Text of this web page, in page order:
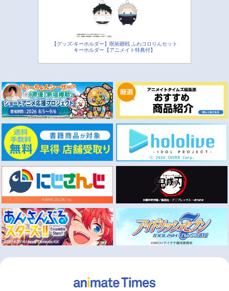
【グッズ-キーホルダー】呪術廻戦 ふわコロりんセット
キーホルダー【アニメイト特典付】